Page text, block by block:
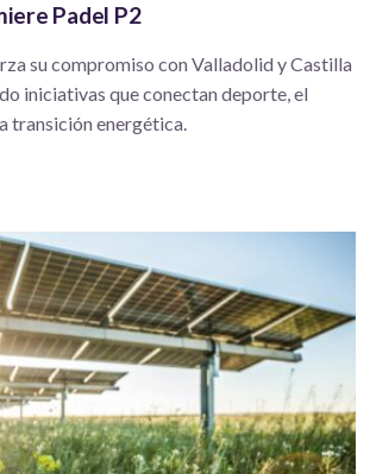
Padel P2
su compromiso con Valladolid y Castilla
iniciativas que conectan deporte, el
transición energética.